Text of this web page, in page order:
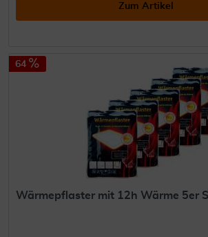
Zum Artikel
64
Wärmepflaster mit 12h Wärme 5er